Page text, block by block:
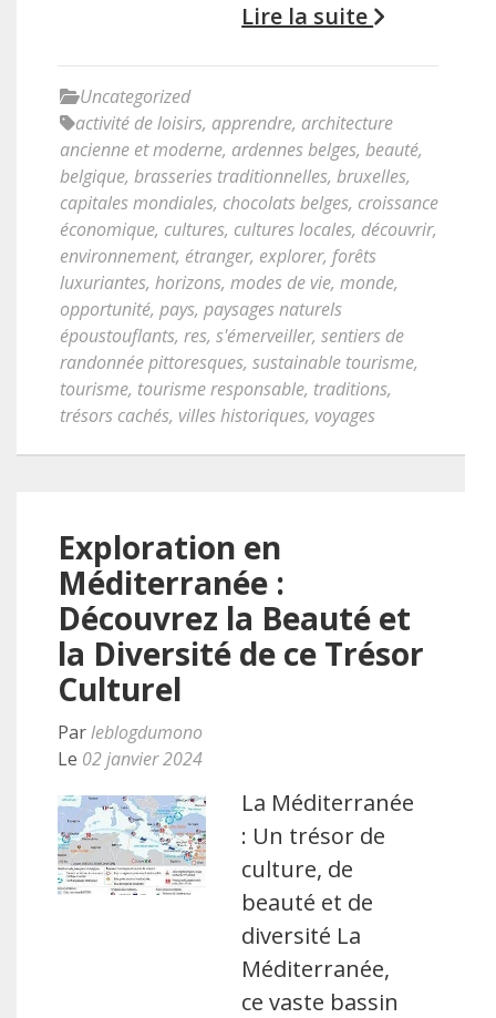
Lire la suite
Uncategorized
activité de loisirs, apprendre, architecture
ancienne et moderne, ardennes belges, beauté,
belgique, brasseries traditionnelles, bruxelles,
capitales mondiales, chocolats belges, croissance
économique, cultures, cultures locales, découvrir,
environnement, étranger, explorer, forêts
luxuriantes, horizons, modes de vie, monde,
opportunité, pays, paysages naturels
époustouflants, res, s'émerveiller, sentiers de
randonnée pittoresques, sustainable tourisme,
tourisme, tourisme responsable, traditions,
trésors cachés, villes historiques, voyages
Exploration en
Méditerranée :
Découvrez la Beauté et
la Diversité de ce Trésor
Culturel
Parleblogdumono
Le 02 janvier 2024
La Méditerranée
: Un trésor de
culture, de
beauté et de
diversité La
Méditerranée,
ce vaste bassin